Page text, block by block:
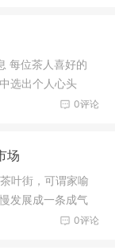
每位茶人喜好的
选出个人心头
0评论
场
叶街，可谓家喻
发展成一条成气
0评论